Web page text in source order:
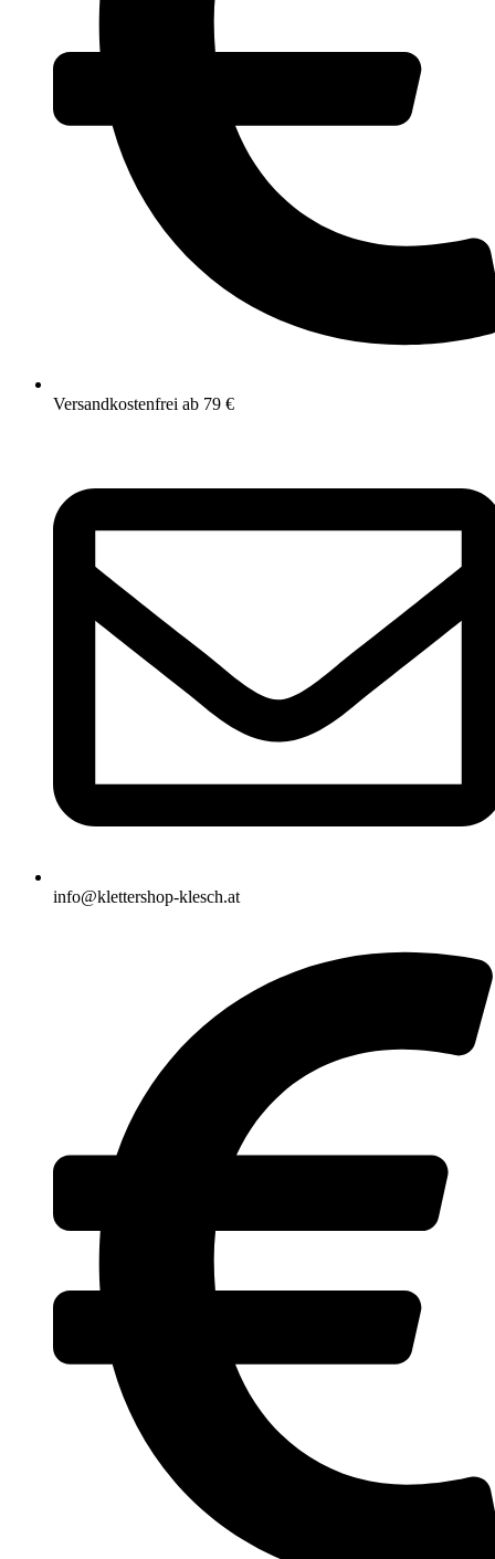
Versandkostenfrei ab 79 €
info@klettershop-klesch.at